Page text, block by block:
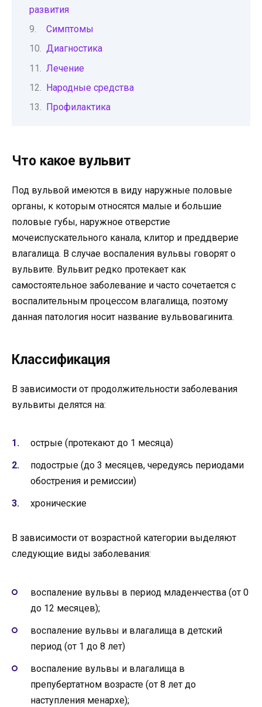
развития
Симптомы
Диагностика
Лечение
Народные средства
Профилактика
Что какое вульвит
Под вульвой имеются в виду наружные половые
органы, к которым относятся малые и большие
половые губы, наружное отверстие
мочеиспускательного канала, клитор и преддверие
влагалища. В случае воспаления вульвы говорят о
вульвите. Вульвит редко протекает как
самостоятельное заболевание и часто сочетается с
воспалительным процессом влагалища, поэтому
данная патология носит название вульвовагинита.
Классификация
В зависимости от продолжительности заболевания
вульвиты делятся на:
острые (протекают до 1 месяца)
подострые (до 3 месяцев, чередуясь периодами
обострения и ремиссии)
хронические
В зависимости от возрастной категории выделяют
следующие виды заболевания:
воспаление вульвы в период младенчества (от 0
до 12 месяцев);
воспаление вульвы и влагалища в детский
период (от 1 до 8 лет)
воспаление вульвы и влагалища в
препубертатном возрасте (от 8 лет до
наступления менархе);